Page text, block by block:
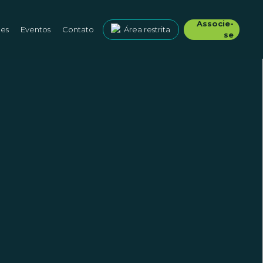
Eventos Contato Área restrita
Associe-
se